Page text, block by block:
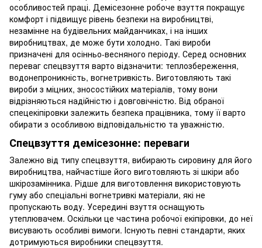
особливостей праці. Демісезонне робоче взуття покращує
комфорт і підвищує рівень безпеки на виробництві,
незамінне на будівельних майданчиках, і на інших
виробництвах, де може бути холодно. Такі вироби
призначені для осінньо-весняного періоду. Серед основних
переваг спецвзуття варто відзначити: теплозбереження,
водонепроникність, вогнетривкість. Виготовляють такі
вироби з міцних, зносостійких матеріалів, тому вони
відрізняються надійністю і довговічністю. Від обраної
спецекіпіровки залежить безпека працівника, тому її варто
обирати з особливою відповідальністю та уважністю.
Спецвзуття демісезонне: переваги
Залежно від типу спецвзуття, вибирають сировину для його
виробництва, найчастіше його виготовляють зі шкіри або
шкірозамінника. Рідше для виготовлення використовують
гуму або спеціальні вогнетривкі матеріали, які не
пропускають воду. Усередині взуття оснащують
утеплювачем. Оскільки це частина робочої екіпіровки, до неї
висувають особливі вимоги. Існують певні стандарти, яких
дотримуються виробники спецвзуття.